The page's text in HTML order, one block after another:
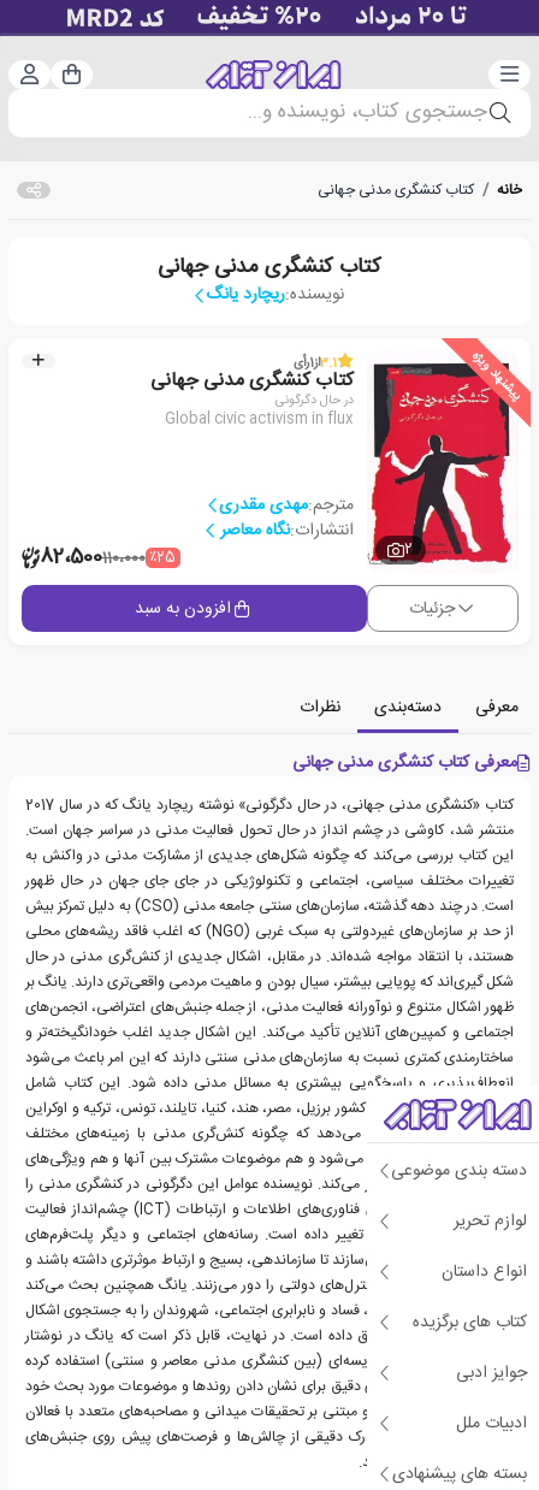
دسته‌بندی سبد
جستجوی کتاب، نویسنده و...
دسته بندی موضوعی
لوازم تحریر
انواع داستان
کتاب های برگزیده
جوایز ادبی
ادبیات ملل
بسته های پیشنهادی
خانه / کتاب کنشگری مدنی جهانی
کتاب کنشگری مدنی جهانی
نویسنده:ریچارد یانگ
پیشنهاد ویژه
2
3.1از1رأی
کتاب کنشگری مدنی جهانی
در حال دگرگونی
Global civic activism in flux
مترجم:مهدی مقدری
انتشارات:نگاه معاصر
٪25110،00082،500
جزئیات افزودن به سبد
معرفی دسته‌بندی
نظرات
معرفی کتاب کنشگری مدنی جهانی
کتاب «کنشگری مدنی جهانی، در حال دگرگونی» نوشته ریچارد یانگ که در سال 2017
منتشر شد، کاوشی در چشم انداز در حال تحول فعالیت مدنی در سراسر جهان است.
این کتاب بررسی می‌کند که چگونه شکل‌های جدیدی از مشارکت مدنی در واکنش به
تغییرات مختلف سیاسی، اجتماعی و تکنولوژیکی در جای جای جهان در حال ظهور
است. در چند دهه گذشته، سازمان‌های سنتی جامعه مدنی (CSO) به دلیل تمرکز بیش
از حد بر سازمان‌های غیردولتی به سبک غربی (NGO) که اغلب فاقد ریشه‌های محلی
هستند، با انتقاد مواجه شده‌اند. در مقابل، اشکال جدیدی از کنش‌گری مدنی در حال
شکل گیری‌اند که پویایی بیشتر، سیال بودن و ماهیت مردمی واقعی‌تری دارند. یانگ بر
ظهور اشکال متنوع و نوآورانه فعالیت مدنی، از جمله جنبش‌های اعتراضی، انجمن‌های
اجتماعی و کمپین‌های آنلاین تأکید می‌کند. این اشکال جدید اغلب خودانگیخته‌تر و
ساختارمندی کمتری نسبت به سازمان‌های مدنی سنتی دارند که این امر باعث می‌شود
انعطاف‌پذیری و پاسخگویی بیشتری به مسائل مدنی داده شود. این کتاب شامل
مطالعات موردی از هشت کشور برزیل، مصر، هند، کنیا، تایلند، تونس، ترکیه و اوکراین
است. این مثال‌ها نشان می‌دهد که چگونه کنش‌گری مدنی با زمینه‌های مختلف
سیاسی و اجتماعی سازگار می‌شود و هم موضوعات مشترک بین آنها و هم ویژگی‌های
منحصربه‌فرد ملی را آشکار می‌کند. نویسنده عوامل این دگرگونی در کنشگری مدنی را
توضیح می‌دهد. گسترش فناوری‌های اطلاعات و ارتباطات (ICT) چشم‌انداز فعالیت
مدنی را به طور اساسی تغییر داده است. رسانه‌های اجتماعی و دیگر پلت‌فرم‌های
دیجیتال فعالان را قادر می‌سازند تا سازماندهی، بسیج و ارتباط موثرتری داشته باشند و
غالبا رسانه‌های سنتی و کنترل‌های دولتی را دور می‌زنند. یانگ همچنین بحث می‌کند
که چگونه سرکوب سیاسی، فساد و نابرابری اجتماعی، شهروندان را به جستجوی اشکال
جدید کنشگری مدنی سوق داده است. در نهایت، قابل ذکر است که یانگ در نوشتار
کتاب از یک رویکردی مقایسه‌ای (بین کنشگری مدنی معاصر و سنتی) استفاده کرده
است و از مطالعات موردی دقیق برای نشان دادن روندها و موضوعات مورد بحث خود
بهره گرفته است. تحلیل او مبتنی بر تحقیقات میدانی و مصاحبه‌های متعدد با فعالان
مدنی است که مجموعا درک دقیقی از چالش‌ها و فرصت‌های پیش روی جنبش‌های
مدنی معاصر ارائه می‌دهند.